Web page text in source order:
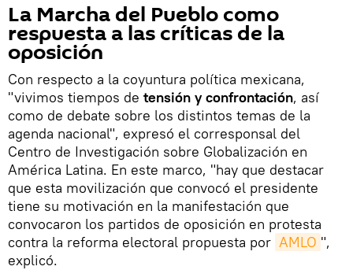
La Marcha del Pueblo como
respuesta a las críticas de la
oposición
Con respecto a la coyuntura política mexicana,
"vivimos tiempos de tensión y confrontación, así
como de debate sobre los distintos temas de la
agenda nacional", expresó el corresponsal del
Centro de Investigación sobre Globalización en
América Latina. En este marco, "hay que destacar
que esta movilización que convocó el presidente
tiene su motivación en la manifestación que
convocaron los partidos de oposición en protesta
contra la reforma electoral propuesta por AMLO ",
explicó.